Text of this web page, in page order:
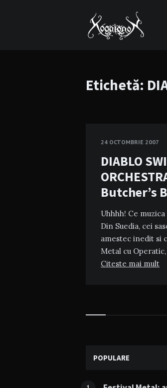
Etichetă:
24 OCTOMBRIE 2007
DIABLO
Butcher’s
Uhhhh! Ce muzica
Din Suedia, cei
amestec inedit si
Metal cu
Citeste mai mult
Widgets
POPULARE